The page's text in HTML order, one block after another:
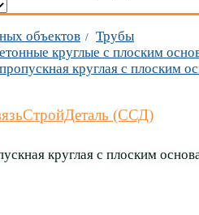
объектов / Трубы
круглые с плоским
круглая с плоским
(ССД)
круглая с плоским